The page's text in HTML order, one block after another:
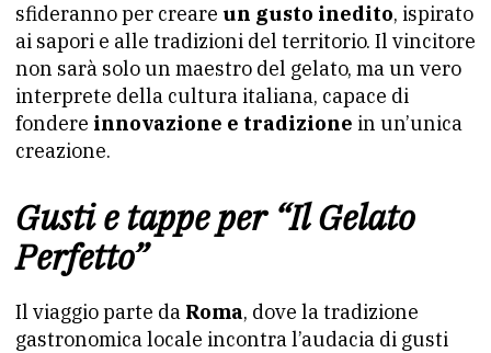
sfideranno per creare un gusto inedito, ispirato
ai sapori e alle tradizioni del territorio. Il vincitore
non sarà solo un maestro del gelato, ma un vero
interprete della cultura italiana, capace di
fondere innovazione e tradizione in un’unica
creazione.
Gusti e tappe per “Il Gelato
Perfetto”
Il viaggio parte da Roma, dove la tradizione
gastronomica locale incontra l’audacia di gusti